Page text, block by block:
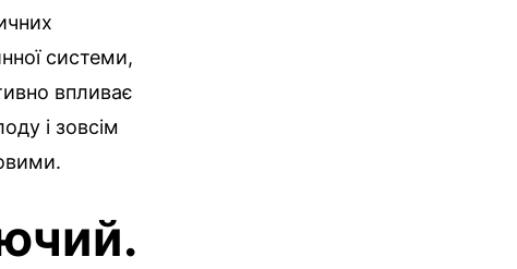
системи,
впливає
і зовсім